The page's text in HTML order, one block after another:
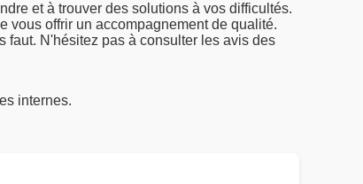
et à trouver des solutions à vos difficultés.
vous offrir un accompagnement de qualité.
faut. N'hésitez pas à consulter les avis des
internes.